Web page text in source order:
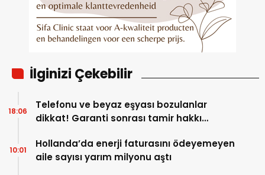
İlginizi Çekebilir
Telefonu ve beyaz eşyası bozulanlar
dikkat! Garanti sonrası tamir hakkı
18:06
Hollanda’da enerji faturasını ödeyemeyen
aile sayısı yarım milyonu aştı
10:01